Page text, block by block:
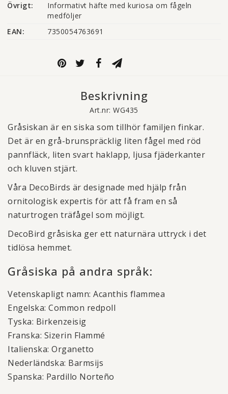
Övrigt:
Informativt häfte med kuriosa om fågeln
medföljer
EAN:
7350054763691
Beskrivning
Art.nr: WG435
Gråsiskan är en siska som tillhör familjen finkar.
Det är en grå-brunspräcklig liten fågel med röd
pannfläck, liten svart haklapp, ljusa fjäderkanter
och kluven stjärt.
Våra DecoBirds är designade med hjälp från
ornitologisk expertis för att få fram en så
naturtrogen träfågel som möjligt.
DecoBird gråsiska ger ett naturnära uttryck i det
tidlösa hemmet.
Gråsiska på andra språk:
Vetenskapligt namn: Acanthis flammea
Engelska: Common redpoll
Tyska: Birkenzeisig
Franska: Sizerin Flammé
Italienska: Organetto
Nederländska: Barmsijs
Spanska: Pardillo Norteño